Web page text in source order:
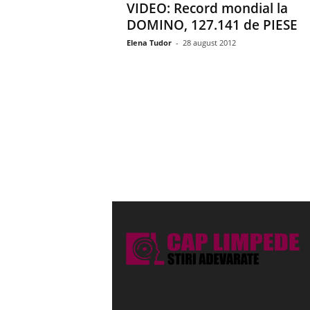
VIDEO: Record mondial la
DOMINO, 127.141 de PIESE
Elena Tudor - 28 august 2012